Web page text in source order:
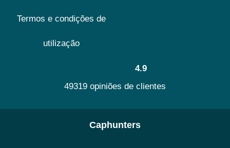
Termos e condições de
utilização
4.9
49319 opiniões de clientes
Caphunters